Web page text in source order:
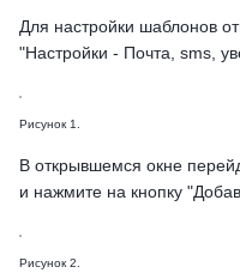
Для настройки шаблонов
"Настройки - Почта, sms,
Рисунок 1.
В открывшемся окне
и нажмите на кнопку
Рисунок 2.